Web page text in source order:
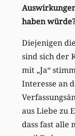
haben
Diejenigen
sind sich der
mit „Ja“
Interesse an
aus Liebe zu
dass fast alle